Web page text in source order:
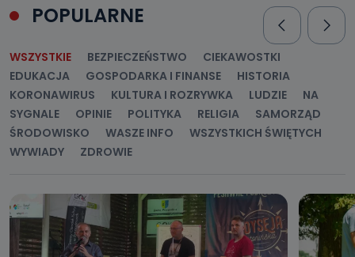
POPULARNE
WSZYSTKIE BEZPIECZEŃSTWO
CIEKAWOSTKI
EDUKACJA
GOSPODARKA I FINANSE
HISTORIA
KORONAWIRUS
KULTURA I ROZRYWKA LUDZIE
NA
SYGNALE
OPINIE POLITYKA RELIGIA
SAMORZĄD
ŚRODOWISKO
WASZE INFO
WSZYSTKICH ŚWIĘTYCH
WYWIADY
ZDROWIE